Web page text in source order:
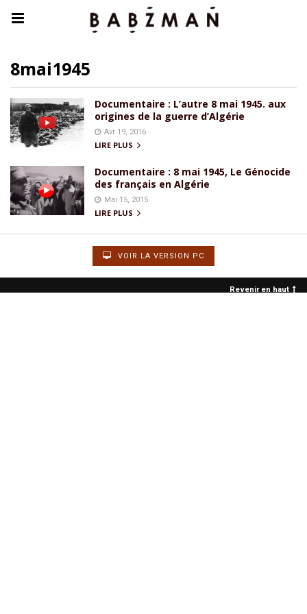
8mai1945
Documentaire : L’autre 8 mai 1945. aux
origines de la guerre d’Algérie
Avr 19, 2016
LIRE PLUS
Documentaire : 8 mai 1945, Le Génocide
des français en Algérie
Mai 15, 2015
LIRE PLUS
VOIR LA VERSION PC
Revenir en haut